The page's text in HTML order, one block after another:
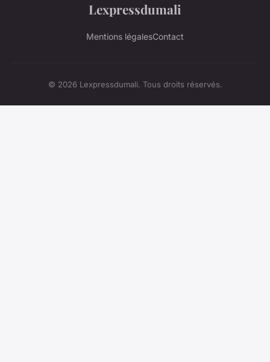
Lexpressdumali
Mentions légalesContact
© 2026 Lexpressdumali. Tous droits réservés.